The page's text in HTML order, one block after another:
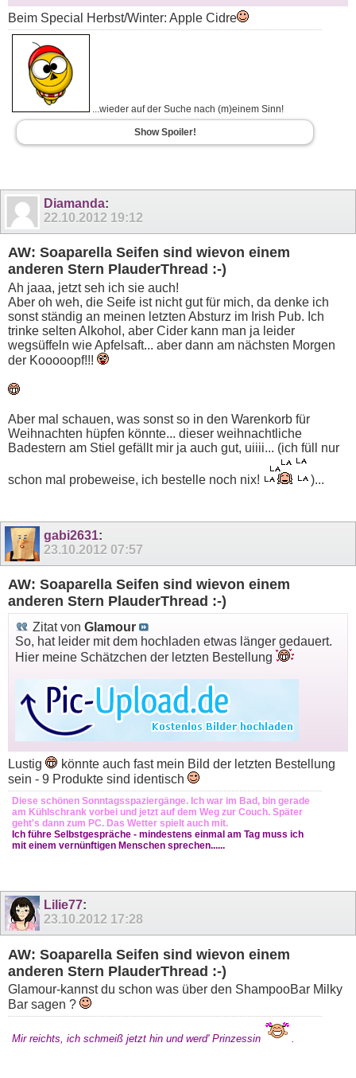
Beim Special Herbst/Winter: Apple Cidre
...wieder auf der Suche nach (m)einem Sinn!
Show Spoiler!
Diamanda:
22.10.2012 19:12
AW: Soaparella Seifen sind wievon einem
anderen Stern PlauderThread :-)
Ah jaaa, jetzt seh ich sie auch!
Aber oh weh, die Seife ist nicht gut für mich, da denke ich
sonst ständig an meinen letzten Absturz im Irish Pub. Ich
trinke selten Alkohol, aber Cider kann man ja leider
wegsüffeln wie Apfelsaft... aber dann am nächsten Morgen
der Kooooopf!!!
Aber mal schauen, was sonst so in den Warenkorb für
Weihnachten hüpfen könnte... dieser weihnachtliche
Badestern am Stiel gefällt mir ja auch gut, uiiii... (ich füll nur
schon mal probeweise, ich bestelle noch nix! )...
gabi2631:
23.10.2012 07:57
AW: Soaparella Seifen sind wievon einem
anderen Stern PlauderThread :-)
Zitat von Glamour
So, hat leider mit dem hochladen etwas länger gedauert.
Hier meine Schätzchen der letzten Bestellung
Lustig
könnte auch fast mein Bild der letzten Bestellung
sein - 9 Produkte sind identisch
Diese schönen Sonntagsspaziergänge. Ich war im Bad, bin gerade
am Kühlschrank vorbei und jetzt auf dem Weg zur Couch. Später
geht's dann zum PC. Das Wetter spielt auch mit.
Ich führe Selbstgespräche - mindestens einmal am Tag muss ich
mit einem vernünftigen Menschen sprechen......
Lilie77:
23.10.2012 17:28
AW: Soaparella Seifen sind wievon einem
anderen Stern PlauderThread :-)
Glamour-kannst du schon was über den ShampooBar Milky
Bar sagen ?
Mir reichts, ich schmeiß jetzt hin und werd' Prinzessin .